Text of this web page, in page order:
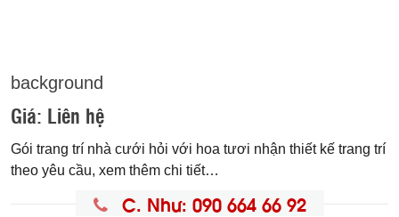
background
Giá: Liên hệ
Gói trang trí nhà cưới hỏi với hoa tươi nhận thiết kế trang trí
theo yêu cầu, xem thêm chi tiết…
C. Như: 090 664 66 92